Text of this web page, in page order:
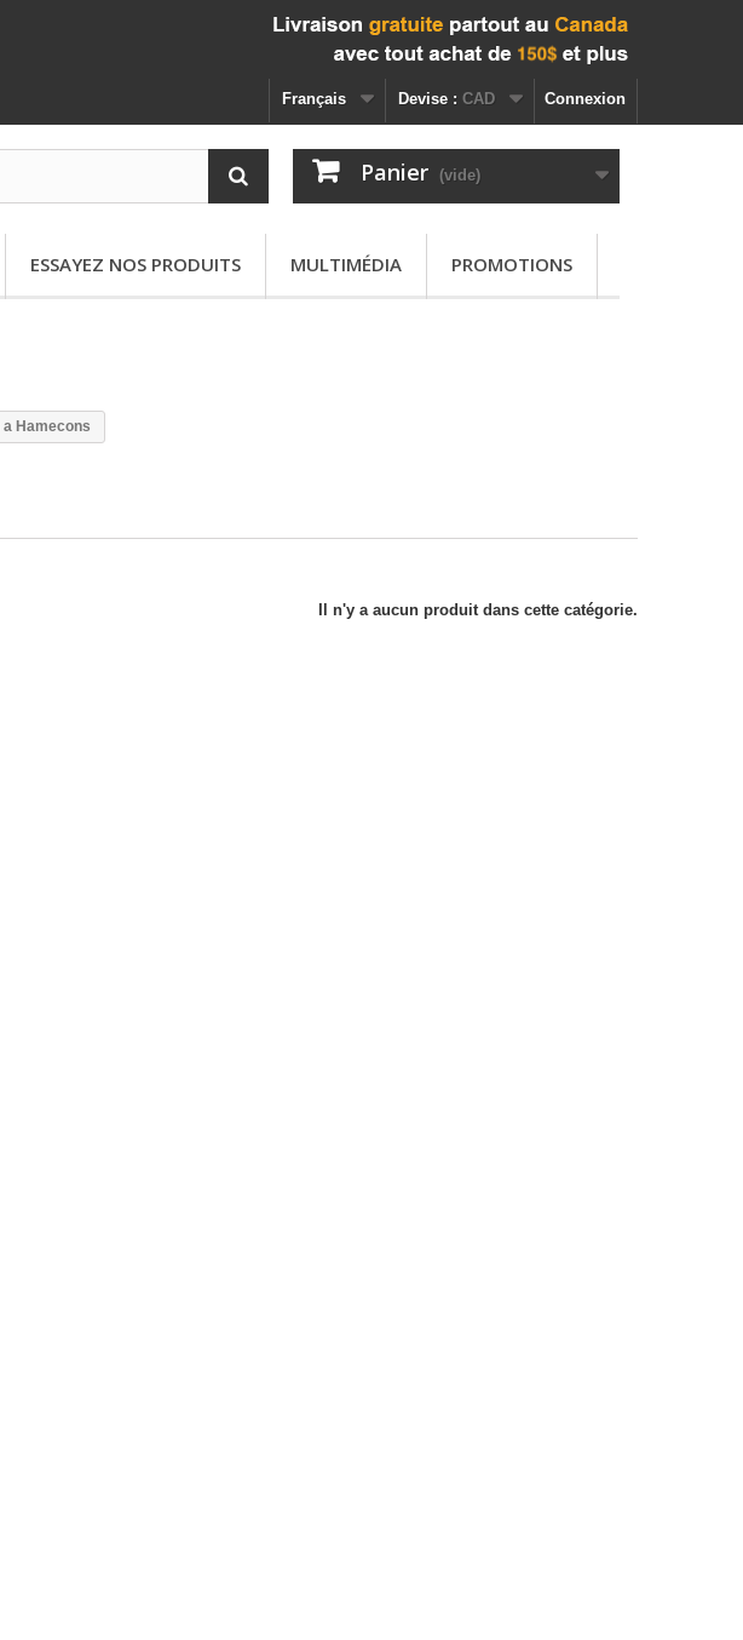
Connexion
Devise : CAD
Français
Panier (vide)
ESSAYEZ NOS PRODUITS MULTIMÉDIA PROMOTIONS
Hamecons
Il n'y a aucun produit dans cette catégorie.